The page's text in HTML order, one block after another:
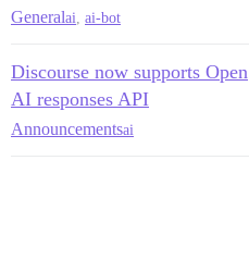
Generalai ai-bot
Discourse now supports Open
AI responses API
Announcementsai